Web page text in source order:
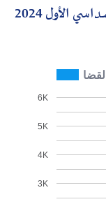
الأول 2024
3K
4K
5K
6K